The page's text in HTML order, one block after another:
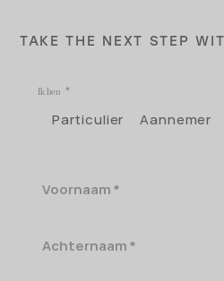
TAKE THE NEXT STEP
Ik ben
Particulier Aannemer
Voornaam
Achternaam